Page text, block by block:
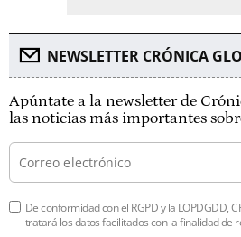
NEWSLETTER CRÓNICA
Apúntate a la newsletter de
las noticias más importantes
De conformidad con el RGPD y la LOPDGDD,
tratará los datos facilitados con la finalidad de